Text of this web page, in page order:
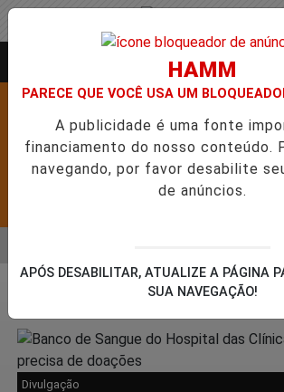
EM ALTA
Divulgação
HAMM
PARECE QUE VOCÊ USA UM
A publicidade é uma fonte
financiamento do nosso conteúdo.
navegando, por favor desabilite
de anúncios.
APÓS DESABILITAR, ATUALIZE A PÁGINA
SUA NAVEGAÇÃO!